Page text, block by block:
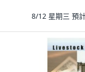
8/12 星期三 預